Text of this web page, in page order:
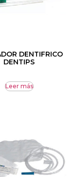
DENTIFRICO
DENTIPS
Leer más